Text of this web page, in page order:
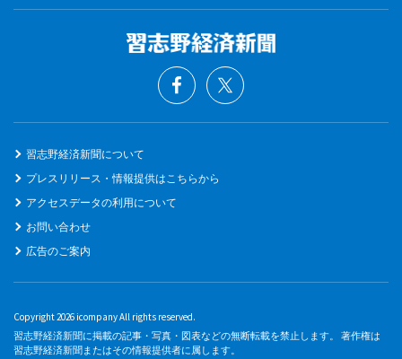
習志野経済新聞について
プレスリリース・情報提供はこちらから
アクセスデータの利用について
お問い合わせ
広告のご案内
Copyright 2026 icompany All rights reserved.
習志野経済新聞に掲載の記事・写真・図表などの無断転載を禁止します。 著作権は
習志野経済新聞またはその情報提供者に属します。